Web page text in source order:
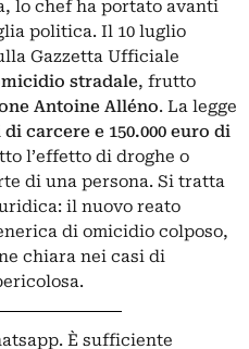
lo chef ha portato avanti
politica. Il 10 luglio
Gazzetta Ufficiale
stradale, frutto
Antoine Alléno. La legge
di carcere e 150.000 euro di
l’effetto di droghe o
di una persona. Si tratta
il nuovo reato
di omicidio colposo,
chiara nei casi di
È sufficiente